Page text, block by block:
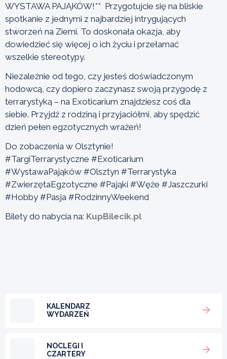
WYSTAWA PAJĄKÓW!** Przygotujcie się na bliskie
spotkanie z jednymi z najbardziej intrygujących
stworzeń na Ziemi. To doskonała okazja, aby
dowiedzieć się więcej o ich życiu i przełamać
wszelkie stereotypy.
Niezależnie od tego, czy jesteś doświadczonym
hodowcą, czy dopiero zaczynasz swoją przygodę z
terrarystyką – na Exoticarium znajdziesz coś dla
siebie. Przyjdź z rodziną i przyjaciółmi, aby spędzić
dzień pełen egzotycznych wrażeń!
Do zobaczenia w Olsztynie!
#TargiTerrarystyczne #Exoticarium
#WystawaPająków #Olsztyn #Terrarystyka
#ZwierzętaEgzotyczne #Pająki #Węże #Jaszczurki
#Hobby #Pasja #RodzinnyWeekend
Bilety do nabycia na: KupBilecik.pl
KALENDARZ
WYDARZEŃ
NOCLEGI I
CZARTERY